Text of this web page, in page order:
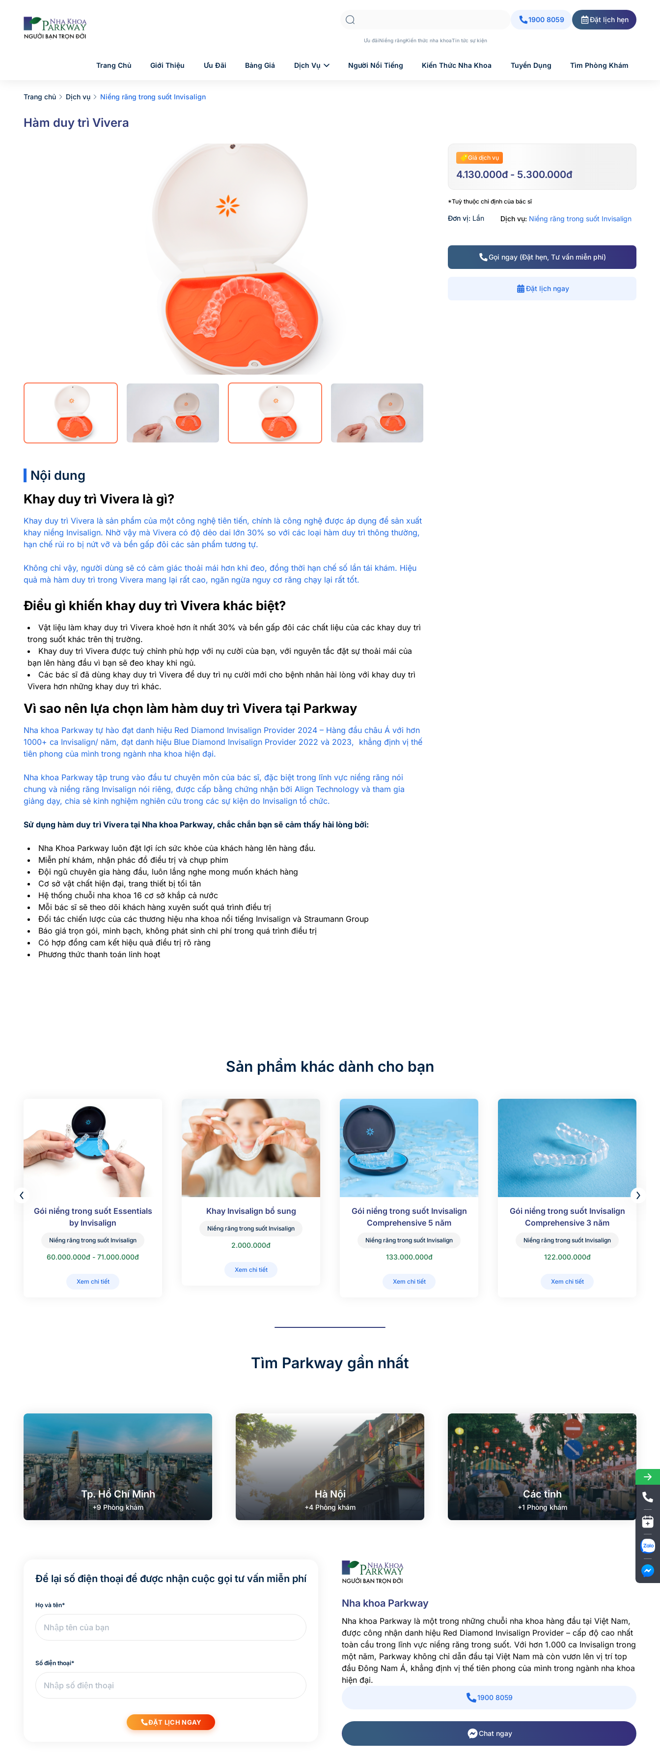
Ưu đãiNiềng răngKiến thức nha khoaTin tức sự kiện
1900 8059 Đặt lịch hẹn
Trang Chủ Giới Thiệu Ưu Đãi Bảng Giá Dịch Vụ Người Nổi Tiếng Kiến Thức Nha Khoa Tuyển Dụng Tìm Phòng Khám
Trang chủ Dịch vụ Niềng răng trong suốt Invisalign
Hàm duy trì Vivera
Giá dịch vụ
4.130.000đ - 5.300.000đ
*Tuỳ thuộc chỉ định của bác sĩ
Đơn vị: Lần Dịch vụ: Niềng răng trong suốt Invisalign
Gọi ngay (Đặt hẹn, Tư vấn miễn phí)
Đặt lịch ngay
Nội dung
Khay duy trì Vivera là gì?
Khay duy trì Vivera là sản phẩm của một công nghệ tiên tiến, chính là công nghệ được áp dụng để sản xuất
khay niềng Invisalign. Nhờ vậy mà Vivera có độ dẻo dai lớn 30% so với các loại hàm duy trì thông thường,
hạn chế rủi ro bị nứt vỡ và bền gấp đôi các sản phẩm tương tự.
Không chỉ vậy, người dùng sẽ có cảm giác thoải mái hơn khi đeo, đồng thời hạn chế số lần tái khám. Hiệu
quả mà hàm duy trì trong Vivera mang lại rất cao, ngăn ngừa nguy cơ răng chạy lại rất tốt.
Điều gì khiến khay duy trì Vivera khác biệt?
Vật liệu làm khay duy trì Vivera khoẻ hơn ít nhất 30% và bền gấp đôi các chất liệu của các khay duy trì
trong suốt khác trên thị trường.
Khay duy trì Vivera được tuỳ chỉnh phù hợp với nụ cười của bạn, với nguyên tắc đặt sự thoải mái của
bạn lên hàng đầu vì bạn sẽ đeo khay khi ngủ.
Các bác sĩ đã dùng khay duy trì Vivera để duy trì nụ cười mới cho bệnh nhân hài lòng với khay duy trì
Vivera hơn những khay duy trì khác.
Vì sao nên lựa chọn làm hàm duy trì Vivera tại Parkway
Nha khoa Parkway tự hào đạt danh hiệu Red Diamond Invisalign Provider 2024 – Hàng đầu châu Á với hơn
1000+ ca Invisalign/ năm, đạt danh hiệu Blue Diamond Invisalign Provider 2022 và 2023, khẳng định vị thế
tiên phong của mình trong ngành nha khoa hiện đại.
Nha khoa Parkway tập trung vào đầu tư chuyên môn của bác sĩ, đặc biệt trong lĩnh vực niềng răng nói
chung và niềng răng Invisalign nói riêng, được cấp bằng chứng nhận bởi Align Technology và tham gia
giảng dạy, chia sẻ kinh nghiệm nghiên cứu trong các sự kiện do Invisalign tổ chức.
Sử dụng hàm duy trì Vivera tại Nha khoa Parkway, chắc chắn bạn sẽ cảm thấy hài lòng bởi:
Nha Khoa Parkway luôn đặt lợi ích sức khỏe của khách hàng lên hàng đầu.
Miễn phí khám, nhận phác đồ điều trị và chụp phim
Đội ngũ chuyên gia hàng đầu, luôn lắng nghe mong muốn khách hàng
Cơ sở vật chất hiện đại, trang thiết bị tối tân
Hệ thống chuỗi nha khoa 16 cơ sở khắp cả nước
Mỗi bác sĩ sẽ theo dõi khách hàng xuyên suốt quá trình điều trị
Đối tác chiến lược của các thương hiệu nha khoa nổi tiếng Invisalign và Straumann Group
Báo giá trọn gói, minh bạch, không phát sinh chi phí trong quá trình điều trị
Có hợp đồng cam kết hiệu quả điều trị rõ ràng
Phương thức thanh toán linh hoạt
Sản phẩm khác dành cho bạn
Gói niềng trong suốt Essentials
by Invisalign
Niềng răng trong suốt Invisalign
60.000.000đ - 71.000.000đ
Xem chi tiết
Khay Invisalign bổ sung
Niềng răng trong suốt Invisalign
2.000.000đ
Xem chi tiết
Gói niềng trong suốt Invisalign
Comprehensive 5 năm
Niềng răng trong suốt Invisalign
133.000.000đ
Xem chi tiết
Gói niềng trong suốt Invisalign
Comprehensive 3 năm
Niềng răng trong suốt Invisalign
122.000.000đ
Xem chi tiết
Tìm Parkway gần nhất
Tp. Hồ Chí Minh
+9 Phòng khám
Hà Nội
+4 Phòng khám
Các tỉnh
+1 Phòng khám
Để lại số điện thoại để được nhận cuộc gọi tư vấn miễn phí
Họ và tên*
Số điện thoại*
ĐẶT LỊCH NGAY
Nha khoa Parkway
Nha khoa Parkway là một trong những chuỗi nha khoa hàng đầu tại Việt Nam,
được công nhận danh hiệu Red Diamond Invisalign Provider – cấp độ cao nhất
toàn cầu trong lĩnh vực niềng răng trong suốt. Với hơn 1.000 ca Invisalign trong
một năm, Parkway không chỉ dẫn đầu tại Việt Nam mà còn vươn lên vị trí top
đầu Đông Nam Á, khẳng định vị thế tiên phong của mình trong ngành nha khoa
hiện đại.
1900 8059
Chat ngay